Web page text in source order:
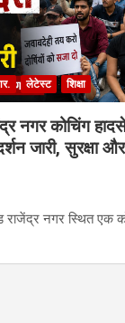
लेटेस्ट शिक्षा
नगर कोचिंग
जारी, सुरक्षा
राजेंद्र नगर स्थित एक